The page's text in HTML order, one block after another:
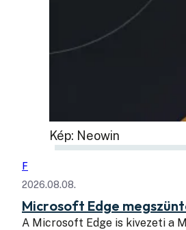
Kép: Neowin
F
2026.08.08.
Microsoft Edge
A Microsoft Edge is kivezeti a